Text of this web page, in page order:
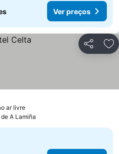
Ver preços
Partilhar
ar livre
A Lamiña